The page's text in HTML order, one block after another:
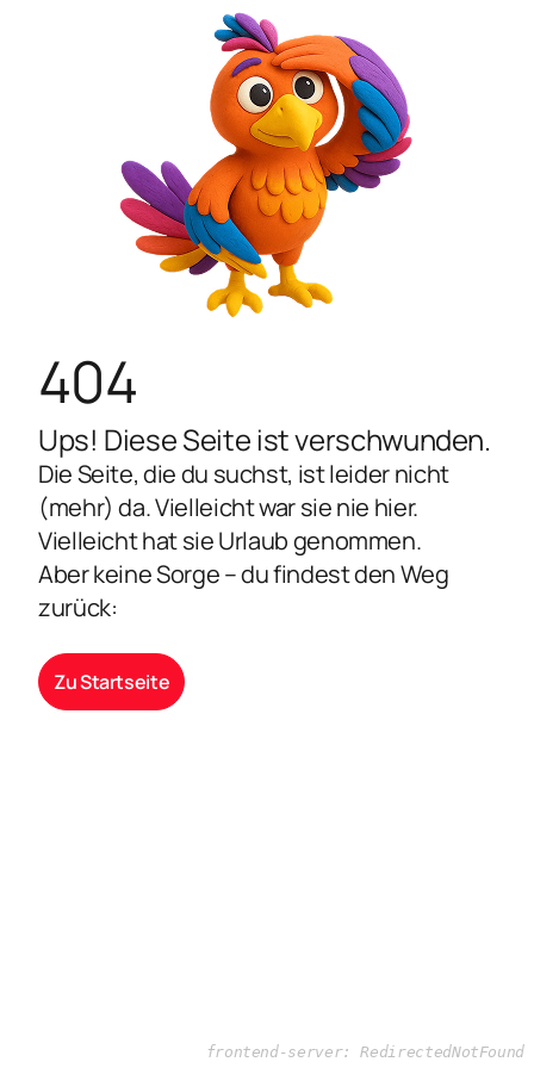
404
Ups! Diese Seite ist verschwunden.
Die Seite, die du suchst, ist leider nicht
(mehr) da. Vielleicht war sie nie hier.
Vielleicht hat sie Urlaub genommen.
Aber keine Sorge – du findest den Weg
zurück:
Zu Startseite
frontend-server: RedirectedNotFound